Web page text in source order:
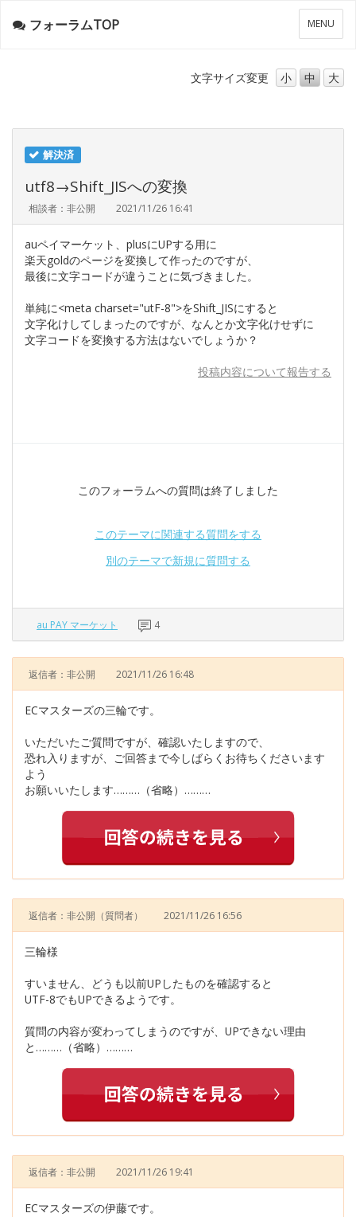
メ
ニ
ー
MENU
フォーラムTOP
文字サイズ変更 小 中 大
解決済
utf8→Shift_JISへの変換
相談者：非公開 2021/11/26 16:41
auペイマーケット、plusにUPする用に
楽天goldのページを変換して作ったのですが、
最後に文字コードが違うことに気づきました。
単純に<meta charset="utF-8">をShift_JISにすると
文字化けしてしまったのですが、なんとか文字化けせずに
文字コードを変換する方法はないでしょうか？
投稿内容について報告する
このフォーラムへの質問は終了しました
このテーマに関連する質問をする
別のテーマで新規に質問する
au PAY マーケット 4
返信者：非公開 2021/11/26 16:48
ECマスターズの三輪です。
いただいたご質問ですが、確認いたしますので、
恐れ入りますが、ご回答まで今しばらくお待ちくださいます
よう
お願いいたします………（省略）………
返信者：非公開 （質問者） 2021/11/26 16:56
三輪様
すいません、どうも以前UPしたものを確認すると
UTF-8でもUPできるようです。
質問の内容が変わってしまうのですが、UPできない理由
と………（省略）………
返信者：非公開 2021/11/26 19:41
ECマスターズの伊藤です。